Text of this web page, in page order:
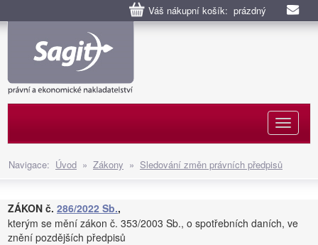
Váš nákupní košík: prázdný
Navigace: Úvod » Zákony » Sledování změn právních předpisů
ZÁKON č. 286/2022 Sb.,
kterým se mění zákon č. 353/2003 Sb., o spotřebních daních, ve
znění pozdějších předpisů